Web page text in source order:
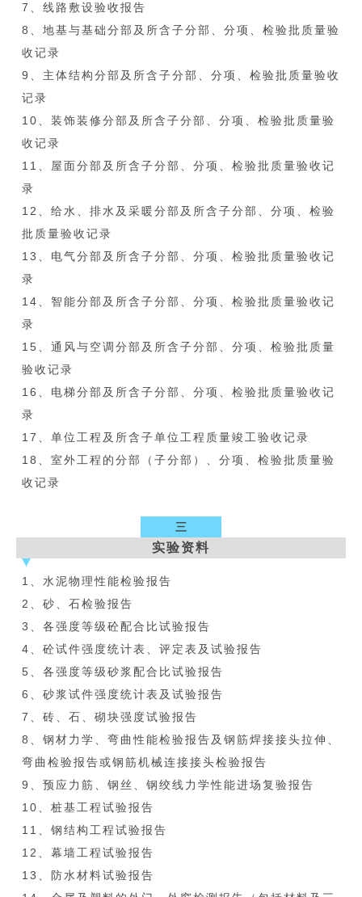
7、线路敷设验收报告
8、地基与基础分部及所含子分部、分项、检验批质量验
收记录
9、主体结构分部及所含子分部、分项、检验批质量验收
记录
10、装饰装修分部及所含子分部、分项、检验批质量验
收记录
11、屋面分部及所含子分部、分项、检验批质量验收记
录
12、给水、排水及采暖分部及所含子分部、分项、检验
批质量验收记录
13、电气分部及所含子分部、分项、检验批质量验收记
录
14、智能分部及所含子分部、分项、检验批质量验收记
录
15、通风与空调分部及所含子分部、分项、检验批质量
验收记录
16、电梯分部及所含子分部、分项、检验批质量验收记
录
17、单位工程及所含子单位工程质量竣工验收记录
18、室外工程的分部（子分部）、分项、检验批质量验
收记录
三
实验资料
1、水泥物理性能检验报告
2、砂、石检验报告
3、各强度等级砼配合比试验报告
4、砼试件强度统计表、评定表及试验报告
5、各强度等级砂浆配合比试验报告
6、砂浆试件强度统计表及试验报告
7、砖、石、砌块强度试验报告
8、钢材力学、弯曲性能检验报告及钢筋焊接接头拉伸、
弯曲检验报告或钢筋机械连接接头检验报告
9、预应力筋、钢丝、钢绞线力学性能进场复验报告
10、桩基工程试验报告
11、钢结构工程试验报告
12、幕墙工程试验报告
13、防水材料试验报告